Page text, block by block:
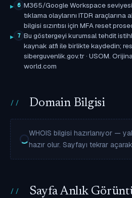
6 M365/Google Workspace
tıklama olaylarını ITDR
bilgisi sızıntısı için MFA reset
7 Bu göstergeyi kurumsal tehdit
kaynak atfı ile birlikte kaydedin;
siberguvenlik.gov.tr · USOM.
world.com
Domain Bilgisi
WHOIS bilgisi hazırlanıyor —
hazır olur. Sayfayı tekrar
Sayfa Anlık